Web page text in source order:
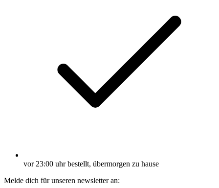
vor 23:00 uhr bestellt, übermorgen zu hause
Melde dich für unseren newsletter an: